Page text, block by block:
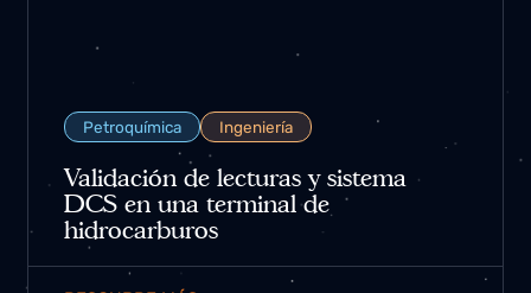
Petroquímica
Validación de lecturas y sistema
DCS en una terminal de
hidrocarburos